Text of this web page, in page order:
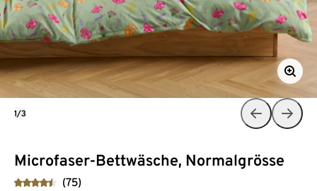
Microfaser-Bettwäsche, Normalgrösse
(75)
1/3